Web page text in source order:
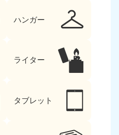
ハンガー
ライター
タブレット